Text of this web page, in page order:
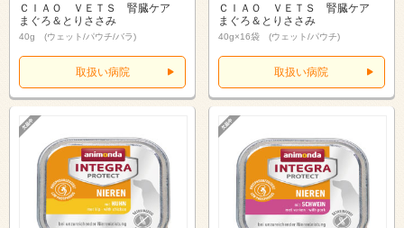
ＣＩＡＯ ＶＥＴＳ 腎臓ケア
まぐろ＆とりささみ
40g (ウェット/パウチ/バラ)
取扱い病院
ＣＩＡＯ ＶＥＴＳ 腎臓ケア
まぐろ＆とりささみ
40g×16袋 (ウェット/パウチ)
取扱い病院